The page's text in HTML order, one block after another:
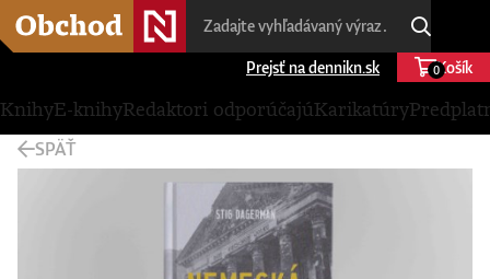
Prejsť na dennikn.sk Košík
0
KnihyE-knihyRedaktori odporúčajúKarikatúry
SPÄŤ